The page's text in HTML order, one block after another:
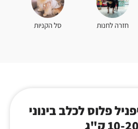
חזרה לחנות סל הקניות
פלוס לכלב בינוני
10-20 ק"ג